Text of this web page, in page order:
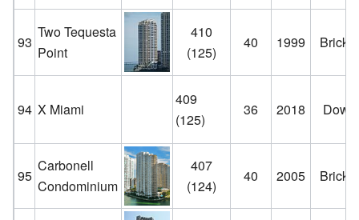
93
Two Tequesta
Point
410
(125)
40 1999
94 X Miami
409
(125)
36 2018
95
Carbonell
Condominium
407
(124)
40 2005